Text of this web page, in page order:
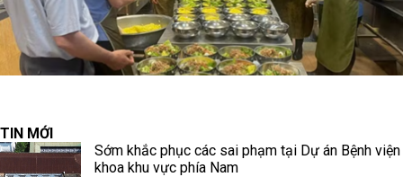
TIN MỚI
Sớm khắc phục các sai phạm tại Dự án Bệnh
khoa khu vực phía Nam